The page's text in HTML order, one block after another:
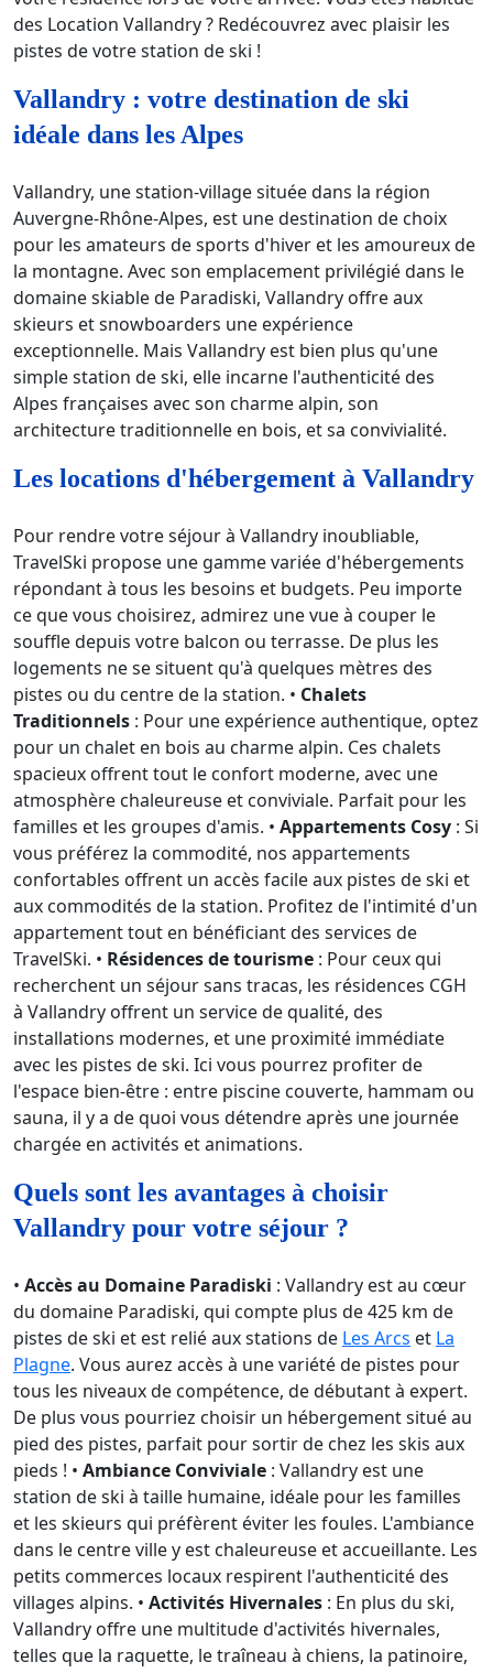
des Location Vallandry ? Redécouvrez avec plaisir les
pistes de votre station de ski !
Vallandry : votre destination de ski
idéale dans les Alpes
Vallandry, une station-village située dans la région
Auvergne-Rhône-Alpes, est une destination de choix
pour les amateurs de sports d'hiver et les amoureux de
la montagne. Avec son emplacement privilégié dans le
domaine skiable de Paradiski, Vallandry offre aux
skieurs et snowboarders une expérience
exceptionnelle. Mais Vallandry est bien plus qu'une
simple station de ski, elle incarne l'authenticité des
Alpes françaises avec son charme alpin, son
architecture traditionnelle en bois, et sa convivialité.
Les locations d'hébergement à Vallandry
Pour rendre votre séjour à Vallandry inoubliable,
TravelSki propose une gamme variée d'hébergements
répondant à tous les besoins et budgets. Peu importe
ce que vous choisirez, admirez une vue à couper le
souffle depuis votre balcon ou terrasse. De plus les
logements ne se situent qu'à quelques mètres des
pistes ou du centre de la station. • Chalets
Traditionnels : Pour une expérience authentique, optez
pour un chalet en bois au charme alpin. Ces chalets
spacieux offrent tout le confort moderne, avec une
atmosphère chaleureuse et conviviale. Parfait pour les
familles et les groupes d'amis. • Appartements Cosy : Si
vous préférez la commodité, nos appartements
confortables offrent un accès facile aux pistes de ski et
aux commodités de la station. Profitez de l'intimité d'un
appartement tout en bénéficiant des services de
TravelSki. • Résidences de tourisme : Pour ceux qui
recherchent un séjour sans tracas, les résidences CGH
à Vallandry offrent un service de qualité, des
installations modernes, et une proximité immédiate
avec les pistes de ski. Ici vous pourrez profiter de
l'espace bien-être : entre piscine couverte, hammam ou
sauna, il y a de quoi vous détendre après une journée
chargée en activités et animations.
Quels sont les avantages à choisir
Vallandry pour votre séjour ?
• Accès au Domaine Paradiski : Vallandry est au cœur
du domaine Paradiski, qui compte plus de 425 km de
pistes de ski et est relié aux stations de Les Arcs et La
Plagne. Vous aurez accès à une variété de pistes pour
tous les niveaux de compétence, de débutant à expert.
De plus vous pourriez choisir un hébergement situé au
pied des pistes, parfait pour sortir de chez les skis aux
pieds ! • Ambiance Conviviale : Vallandry est une
station de ski à taille humaine, idéale pour les familles
et les skieurs qui préfèrent éviter les foules. L'ambiance
dans le centre ville y est chaleureuse et accueillante. Les
petits commerces locaux respirent l'authenticité des
villages alpins. • Activités Hivernales : En plus du ski,
Vallandry offre une multitude d'activités hivernales,
telles que la raquette, le traîneau à chiens, la patinoire,